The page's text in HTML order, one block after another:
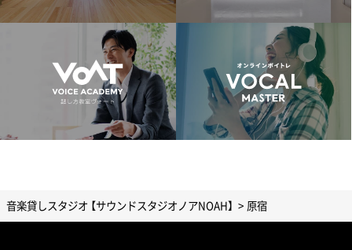
音楽貸しスタジオ 【サウンドスタジオノアNOAH】 原宿